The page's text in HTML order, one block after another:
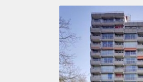
Huisdieren toegestaan:
Huurtoeslag grens: Nee
Geschikt voor studenten: